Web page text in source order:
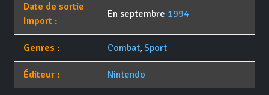
Date de sortie
Import :
En septembre 1994
Genres : Combat, Sport
Éditeur : Nintendo